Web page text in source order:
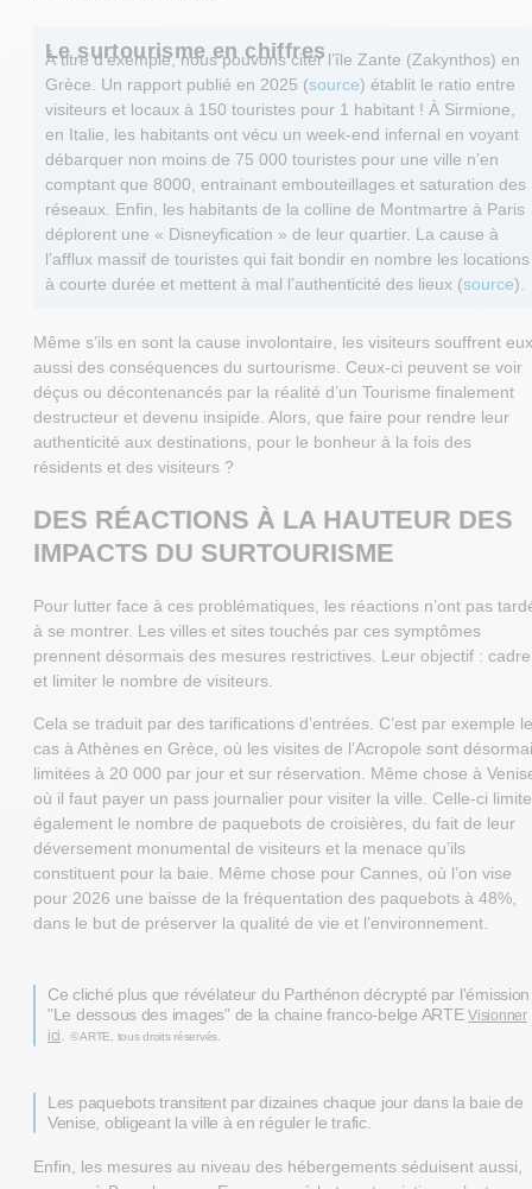
Le surtourisme en chiffres
À titre d’exemple, nous pouvons citer l’île Zante (Zakynthos) en
Grèce. Un rapport publié en 2025 (source) établit le ratio entre
visiteurs et locaux à 150 touristes pour 1 habitant ! À Sirmione,
en Italie, les habitants ont vécu un week-end infernal en voyant
débarquer non moins de 75 000 touristes pour une ville n’en
comptant que 8000, entrainant embouteillages et saturation des
réseaux. Enfin, les habitants de la colline de Montmartre à Paris
déplorent une « Disneyfication » de leur quartier. La cause à
l’afflux massif de touristes qui fait bondir en nombre les locations
à courte durée et mettent à mal l’authenticité des lieux (source).
Même s’ils en sont la cause involontaire, les visiteurs souffrent
aussi des conséquences du surtourisme. Ceux-ci peuvent se voir
déçus ou décontenancés par la réalité d’un Tourisme finalement
destructeur et devenu insipide. Alors, que faire pour rendre leur
authenticité aux destinations, pour le bonheur à la fois des
résidents et des visiteurs ?
DES RÉACTIONS À LA HAUTEUR DES
IMPACTS DU SURTOURISME
Pour lutter face à ces problématiques, les réactions n’ont pas
à se montrer. Les villes et sites touchés par ces symptômes
prennent désormais des mesures restrictives. Leur objectif :
et limiter le nombre de visiteurs.
Cela se traduit par des tarifications d’entrées. C’est par exemple le
cas à Athènes en Grèce, où les visites de l’Acropole sont
limitées à 20 000 par jour et sur réservation. Même chose à
où il faut payer un pass journalier pour visiter la ville. Celle-ci limite
également le nombre de paquebots de croisières, du fait de leur
déversement monumental de visiteurs et la menace qu’ils
constituent pour la baie. Même chose pour Cannes, où l’on vise
pour 2026 une baisse de la fréquentation des paquebots à 48%,
dans le but de préserver la qualité de vie et l’environnement.
Ce cliché plus que révélateur du Parthénon décrypté par l'émission
"Le dessous des images" de la chaine franco-belge ARTEVisionner
ici
© ARTE, tous droits réservés.
Les paquebots transitent par dizaines chaque jour dans la baie de
Venise, obligeant la ville à en réguler le trafic.
Enfin, les mesures au niveau des hébergements séduisent aussi,